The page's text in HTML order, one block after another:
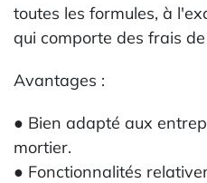
toutes les formules, à
qui comporte des frais
Avantages :
● Bien adapté aux
mortier.
● Fonctionnalités